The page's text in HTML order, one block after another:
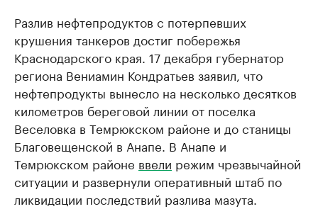
Разлив нефтепродуктов с потерпевших
крушения танкеров достиг побережья
Краснодарского края. 17 декабря губернатор
региона Вениамин Кондратьев заявил, что
нефтепродукты вынесло на несколько десятков
километров береговой линии от поселка
Веселовка в Темрюкском районе и до станицы
Благовещенской в Анапе. В Анапе и
Темрюкском районе ввели режим чрезвычайной
ситуации и развернули оперативный штаб по
ликвидации последствий разлива мазута.